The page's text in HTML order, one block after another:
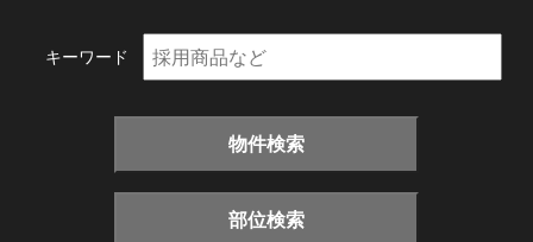
キーワード
物件検索
部位検索